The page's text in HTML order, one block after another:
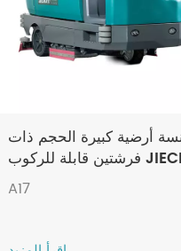
أرضية كبيرة الحجم ذات
فرشتين قابلة للركوب JIECHI
A17
A17